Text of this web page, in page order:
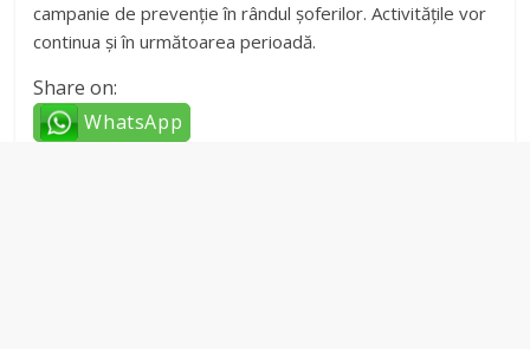
campanie de prevenție în rândul șoferilor. Activitățile vor
continua și în următoarea perioadă.
Share on:
WhatsApp